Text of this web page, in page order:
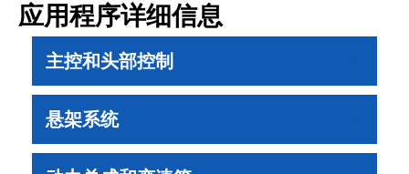
应用程序详细信息
主控和头部控制
悬架系统